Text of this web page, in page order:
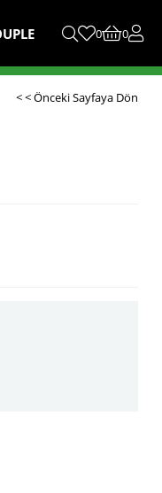
0 0
< < Önceki Sayfaya Dön